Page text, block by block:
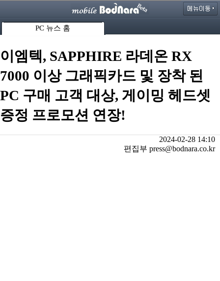
PC 뉴스 홈
이엠텍, SAPPHIRE 라데온 RX
7000 이상 그래픽카드 및 장착 된
PC 구매 고객 대상, 게이밍 헤드셋
증정 프로모션 연장!
2024-02-28 14:10
편집부 press@bodnara.co.kr